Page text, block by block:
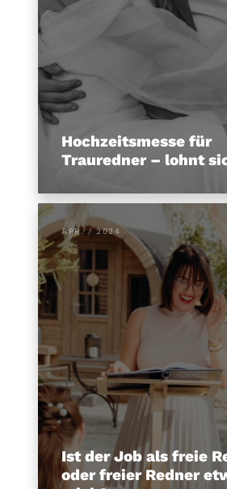
Hochzeitsmesse für
Trauredner – lohnt
APR. / 2024
Ist der Job als freie
oder freier Redner